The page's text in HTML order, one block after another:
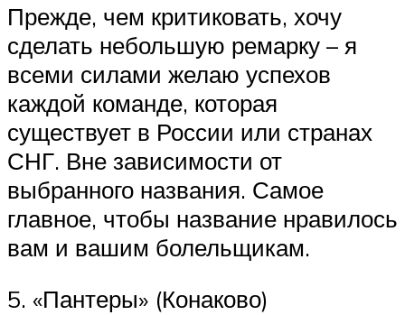
Прежде, чем критиковать, хочу
сделать небольшую ремарку – я
всеми силами желаю успехов
каждой команде, которая
существует в России или странах
СНГ. Вне зависимости от
выбранного названия. Самое
главное, чтобы название нравилось
вам и вашим болельщикам.
5. «Пантеры» (Конаково)